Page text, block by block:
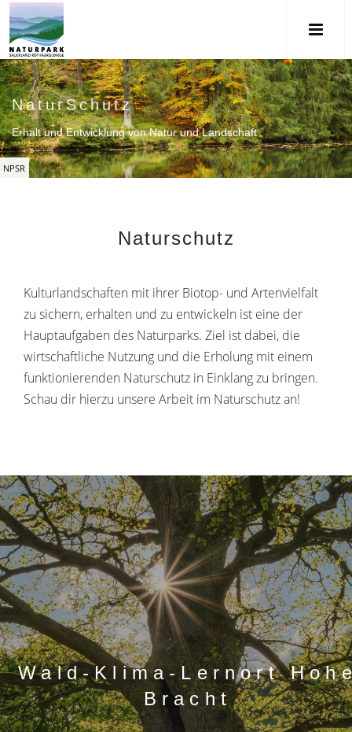
NPSR
NaturSchutz
Erhalt und Entwicklung von Natur und Landschaft
Naturschutz
Kulturlandschaften mit ihrer Biotop- und Artenvielfalt
zu sichern, erhalten und zu entwickeln ist eine der
Hauptaufgaben des Naturparks. Ziel ist dabei, die
wirtschaftliche Nutzung und die Erholung mit einem
funktionierenden Naturschutz in Einklang zu bringen.
Schau dir hierzu unsere Arbeit im Naturschutz an!
Wald-Klima-Lernort
Bracht